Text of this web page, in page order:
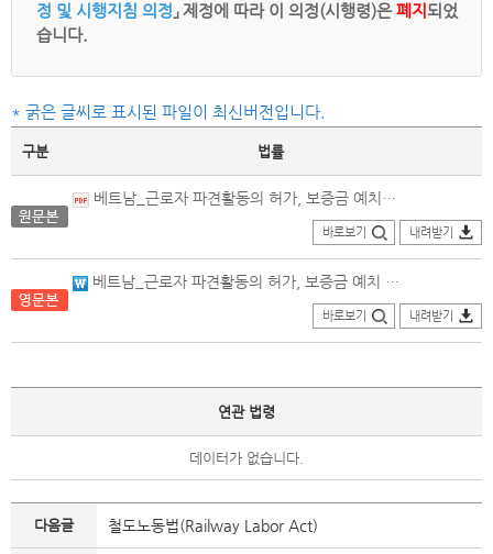
정 및 시행지침 의정 」 제정에 따라 이 의정(시행령)은폐지 되었
습니다.
* 굵은 글씨로 표시된 파일이 최신버전입니다.
구분 법률
베트남_근로자 파견활동의 허가, 보증금 예치 및 근로자파견 대상 업무목록에 관한 노동법전 제54조제3항의 시행을 상세히 규정하는 의정_원문본.pdf
바로보기 내려받기
베트남_근로자 파견활동의 허가, 보증금 예치 및 근로자파견 대상 업무목록에 관한 노동법전 제54조제3항의 시행을 상세히 규정하는 의정_영문본.doc
바로보기 내려받기
연관 법령
데이터가 없습니다.
다음글 철도노동법(Railway Labor Act)